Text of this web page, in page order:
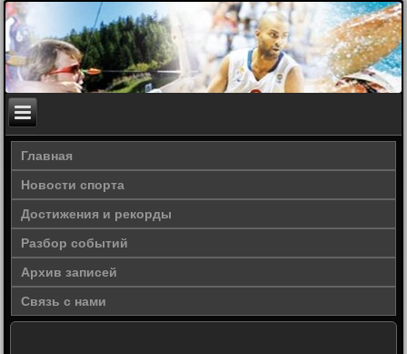
Главная
Новости спорта
Достижения и рекорды
Разбор событий
Архив записей
Связь с нами